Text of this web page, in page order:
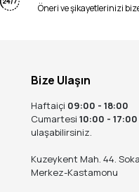
Öneri ve şikayetlerinizi
Bize Ulaşın
Haftaiçi 09:00 - 18:00
Cumartesi10:00 - 17:00
ulaşabilirsiniz.
Kuzeykent Mah. 44.
Merkez-Kastamonu